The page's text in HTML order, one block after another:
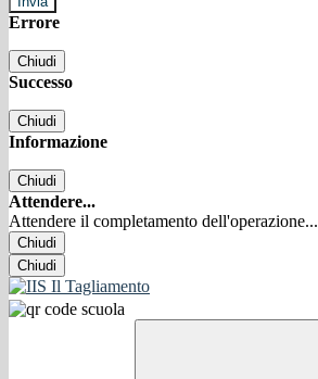
Errore
Chiudi
Successo
Chiudi
Informazione
Chiudi
Attendere...
Attendere il completamento dell'operazione...
Chiudi
Chiudi